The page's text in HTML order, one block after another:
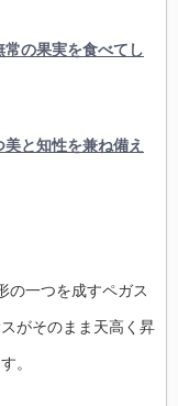
の果実を食べてし
と知性を兼ね備え
の一つを成すペガス
がそのまま天高く昇
。